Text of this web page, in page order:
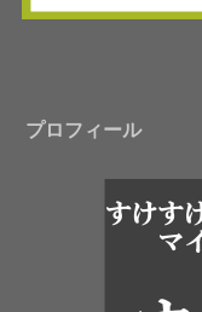
プロフィール